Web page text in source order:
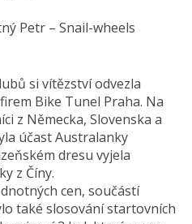
Petr – Snail-wheels
si vítězství odvezla
Bike Tunel Praha. Na
z Německa, Slovenska a
účast Australanky
dresu vyjela
z Číny.
cen, součástí
také slosování startovních